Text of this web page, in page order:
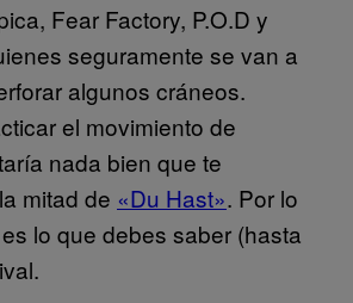
Fear Factory, P.O.D y
seguramente se van a
algunos cráneos.
el movimiento de
nada bien que te
mitad de «Du Hast». Por lo
lo que debes saber (hasta